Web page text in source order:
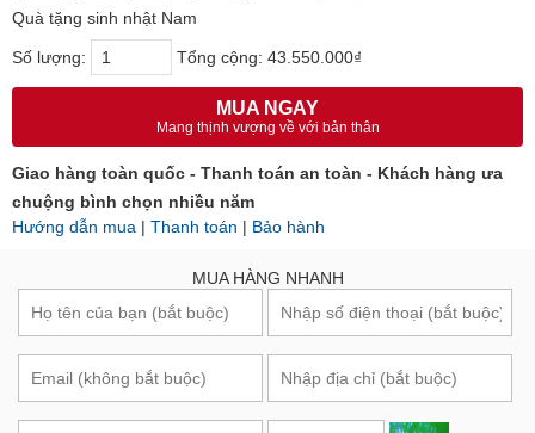
Quà tặng sinh nhật Nam
Số lượng: Tổng cộng: 43.550.000₫
MUA NGAY
Mang thịnh vượng về với bản thân
Giao hàng toàn quốc - Thanh toán an toàn - Khách hàng ưa
chuộng bình chọn nhiều năm
Hướng dẫn mua | Thanh toán | Bảo hành
MUA HÀNG NHANH